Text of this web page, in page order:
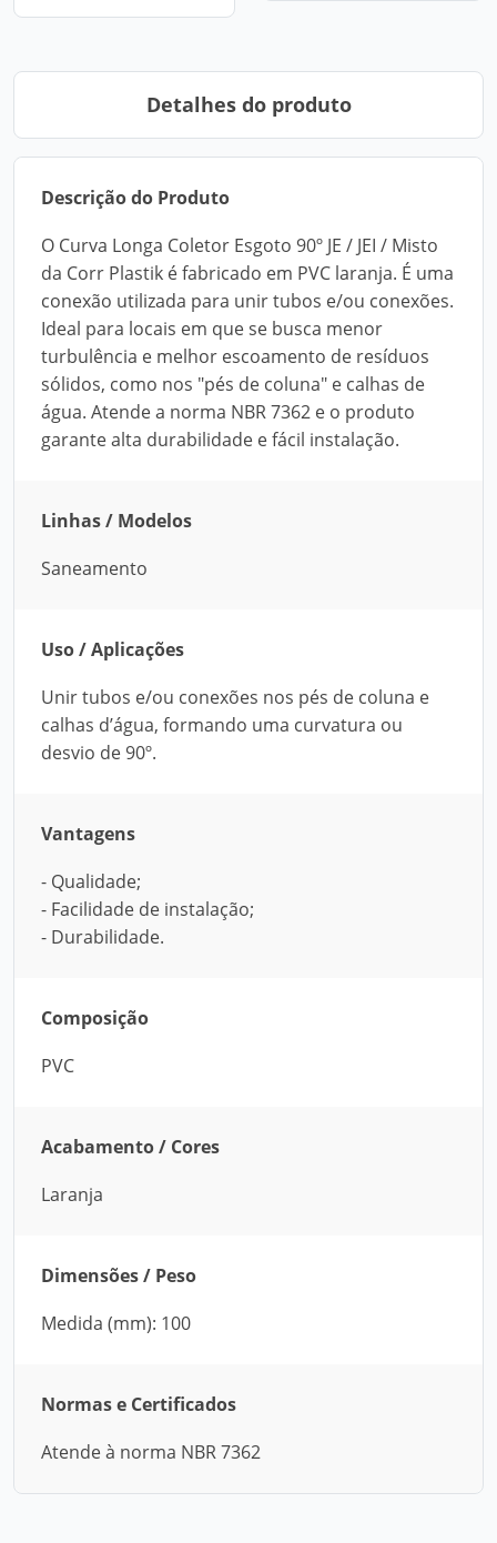
Detalhes do produto
Descrição do Produto
O Curva Longa Coletor Esgoto 90º JE / JEI / Misto
da Corr Plastik é fabricado em PVC laranja. É uma
conexão utilizada para unir tubos e/ou conexões.
Ideal para locais em que se busca menor
turbulência e melhor escoamento de resíduos
sólidos, como nos "pés de coluna" e calhas de
água. Atende a norma NBR 7362 e o produto
garante alta durabilidade e fácil instalação.
Linhas / Modelos
Saneamento
Uso / Aplicações
Unir tubos e/ou conexões nos pés de coluna e
calhas d’água, formando uma curvatura ou
desvio de 90º.
Vantagens
- Qualidade;
- Facilidade de instalação;
- Durabilidade.
Composição
PVC
Acabamento / Cores
Laranja
Dimensões / Peso
Medida (mm): 100
Normas e Certificados
Atende à norma NBR 7362